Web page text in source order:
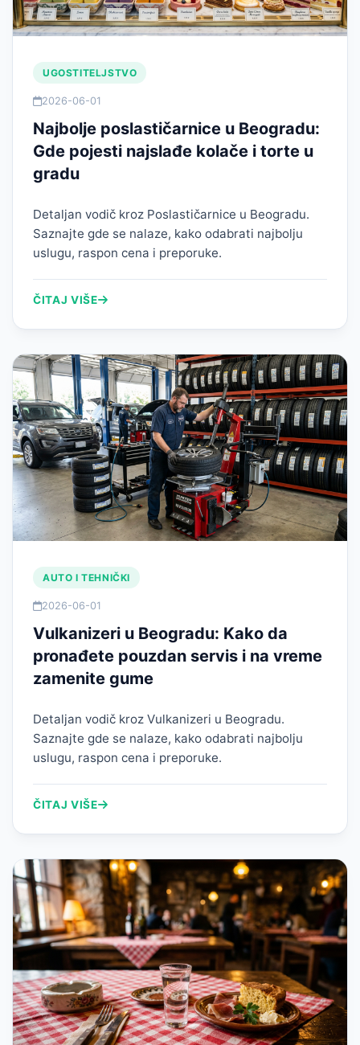
UGOSTITELJSTVO
2026-06-01
Najbolje poslastičarnice u Beogradu:
Gde pojesti najslađe kolače i torte u
gradu
Detaljan vodič kroz Poslastičarnice u Beogradu.
Saznajte gde se nalaze, kako odabrati najbolju
uslugu, raspon cena i preporuke.
ČITAJ VIŠE
AUTO I TEHNIČKI
2026-06-01
Vulkanizeri u Beogradu: Kako da
pronađete pouzdan servis i na vreme
zamenite gume
Detaljan vodič kroz Vulkanizeri u Beogradu.
Saznajte gde se nalaze, kako odabrati najbolju
uslugu, raspon cena i preporuke.
ČITAJ VIŠE